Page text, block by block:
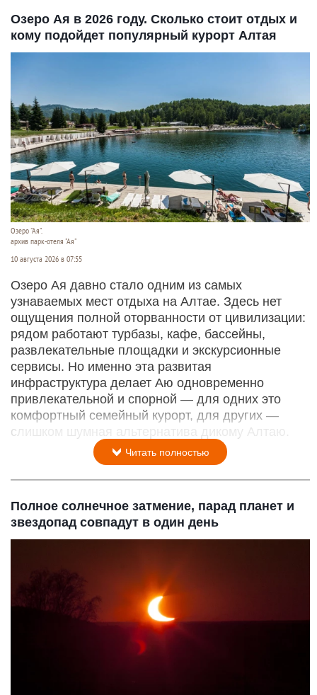
Озеро Ая в 2026 году. Сколько стоит отдых и
кому подойдет популярный курорт Алтая
Озеро "Ая".
архив парк-отеля "Ая"
10 августа 2026 в 07:55
Озеро Ая давно стало одним из самых
узнаваемых мест отдыха на Алтае. Здесь нет
ощущения полной оторванности от цивилизации:
рядом работают турбазы, кафе, бассейны,
развлекательные площадки и экскурсионные
сервисы. Но именно эта развитая
инфраструктура делает Аю одновременно
привлекательной и спорной — для одних это
комфортный семейный курорт, для других —
слишком шумная альтернатива дикому Алтаю.
Читать полностью
Полное солнечное затмение, парад планет и
звездопад совпадут в один день